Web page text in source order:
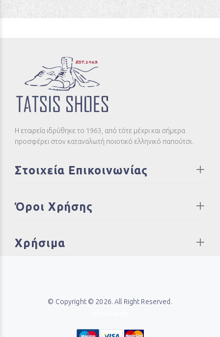
Η εταιρεία ιδρύθηκε το 1963, από τότε μέχρι και σήμερα
προσφέρει στον καταναλωτή ποιοτικό ελληνικό παπούτσι.
Στοιχεία Επικοινωνίας
Όροι Χρήσης
Χρήσιμα
© Copyright © 2026. All Right Reserved.